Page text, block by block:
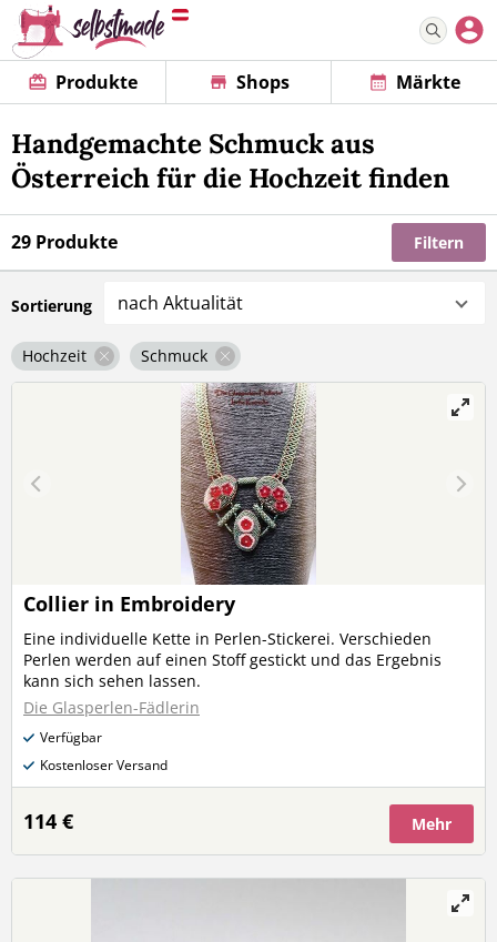
Produkte Shops Märkte
Handgemachte Schmuck aus
Österreich für die Hochzeit finden
29 Produkte Filtern
Sortierung nach Aktualität
Hochzeit Schmuck
Collier in Embroidery
Eine individuelle Kette in Perlen-Stickerei. Verschieden
Perlen werden auf einen Stoff gestickt und das Ergebnis
kann sich sehen lassen.
Die Glasperlen-Fädlerin
Verfügbar
Kostenloser Versand
114 € Mehr